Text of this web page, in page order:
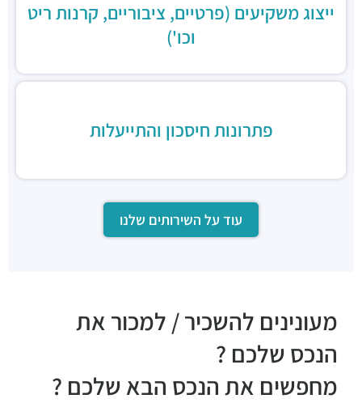
ייצוג משקיעים (פרטיים, ציבוריים, קרנות ריט
וכו')
פתרונות חיסכון והתייעלות
עוד על השירותים שלנו
מעונינים להשכיר / למכור את
הנכס שלכם ?
מחפשים את הנכס הבא שלכם ?